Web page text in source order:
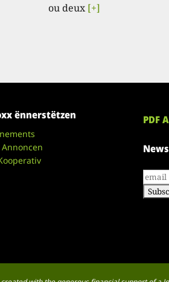
ou deux[+]
ënnerstëtzen
Annoncen
PDF